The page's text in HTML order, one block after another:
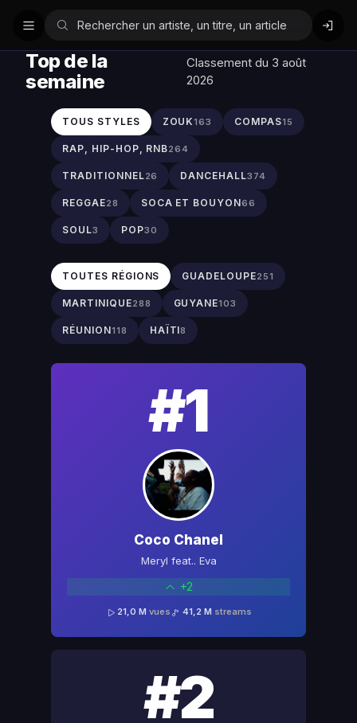
Top de la
semaine
Classement du 3 août
2026
TOUS STYLES ZOUK163 COMPAS15
RAP, HIP-HOP, RNB264
TRADITIONNEL26 DANCEHALL374
REGGAE28 SOCA ET BOUYON66
SOUL3 POP30
TOUTES RÉGIONS GUADELOUPE251
MARTINIQUE288 GUYANE103
RÉUNION118 HAÏTI8
#2
#1
Coco Chanel
Meryl feat.. Eva
+2
21,0 M vues 41,2 M streams